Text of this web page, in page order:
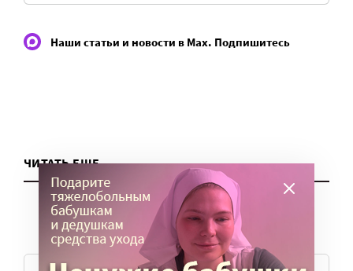
Наши статьи и новости в Max. Подпишитесь
ЧИТАТЬ ЕЩЕ